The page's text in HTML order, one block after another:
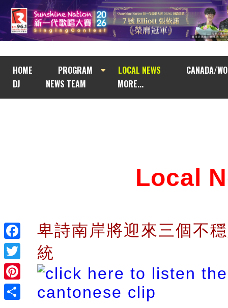
HOME PROGRAM LOCAL NEWS
CANADA/
DJ
NEWS TEAM MORE...
Facebook
Twitter
Pinterest
Local
卑詩南岸將迎來三個不
統